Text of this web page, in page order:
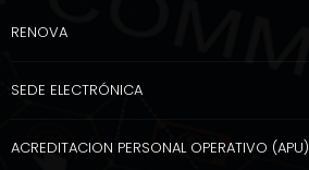
RENOVA
SEDE ELECTRÓNICA
ACREDITACION PERSONAL OPERATIVO (APU)